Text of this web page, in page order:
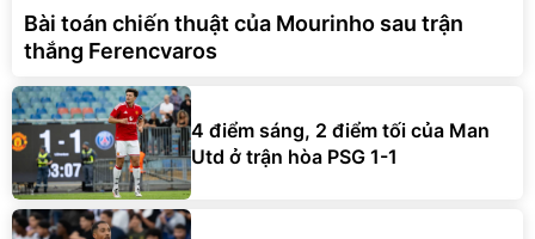
Bài toán chiến thuật của Mourinho sau trận
thắng Ferencvaros
4 điểm sáng, 2 điểm tối của Man
Utd ở trận hòa PSG 1-1